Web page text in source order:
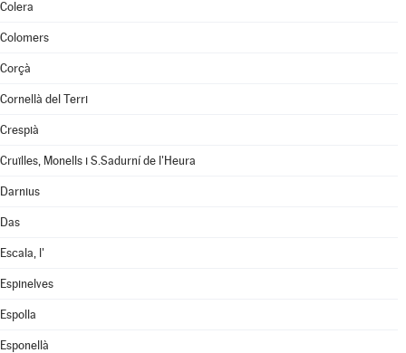
Colera
Colomers
Corçà
Cornellà del Terri
Crespià
Cruïlles, Monells i S.Sadurní de l'Heura
Darnius
Das
Escala, l'
Espinelves
Espolla
Esponellà